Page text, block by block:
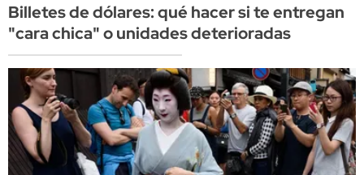
Billetes de dólares: qué hacer si te entregan
"cara chica" o unidades deterioradas